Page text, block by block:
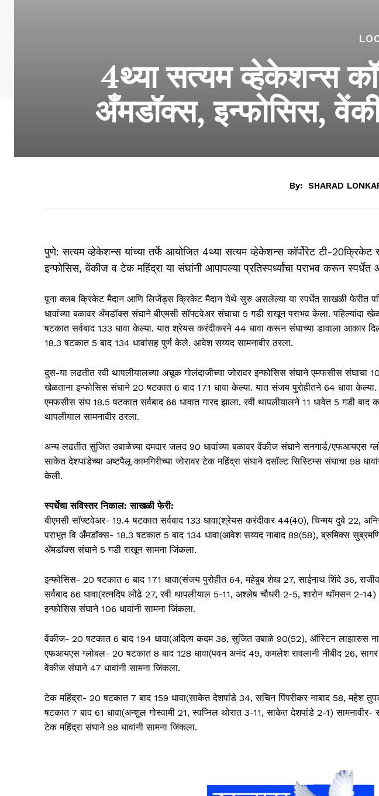
4थ्या सत्यम व्हेकेशन्स
अँमडॉक्स, इन्फोसिस,
By: SHARAD
पुणे: सत्यम व्हेकेशन्स यांच्या तर्फे आयोजित 4थ्या सत्यम व्हेकेशन्स कॉर्पोरेट टी-20क्रिकेट
इन्फोसिस, वेंकीज व टेक महिंद्रा या संघांनी आपापल्या प्रतिस्पर्ध्यांचा पराभव करून
पूना क्लब क्रिकेट मैदान आणि लिजेंड्स क्रिकेट मैदान येथे सुरु असलेल्या या स्पर्धेत साखळी फेरीत
धावांच्या बळावर अँमडॉक्स संघाने बीएमसी सॉफ्टवेअर संघाचा 5 गडी राखून पराभव केला. पहिल्यांदा
षटकात सर्वबाद 133 धावा केल्या. यात श्रेयस करंदीकरने 44 धावा करून संघाच्या डावाला आकार
18.3 षटकात 5 बाद 134 धावांसह पुर्ण केले. आवेश सय्यद सामनावीर ठरला.
दुस-या लढतीत रवी थापलीयालच्या अचूक गोलंदाजीच्या जोरावर इन्फोसिस संघाने एमफसीस संघाचा
खेळताना इन्फोसिस संघाने 20 षटकात 6 बाद 171 धावा केल्या. यात संजय पुरोहीतने 64 धावा केल्या.
एमफसीस संघ 18.5 षटकात सर्वबाद 66 धावात गारद झाला. रवी थापलीयालने 11 धावेत 5 गडी बाद
थापलीयाल सामनावीर ठरला.
अन्य लढतीत सुजित उबाळेच्या दमदार जलद 90 धावांच्या बळावर वेंकीज संघाने सनगार्ड/एफआयएस
साकेत देशपांडेच्या अष्टपैलू कामगिरीच्या जोरावर टेक महिंद्रा संघाने दसॉल्ट सिस्टिम्स संघाचा 98
केली.
स्पर्धेचा सविस्तर निकाल: साखळी फेरी:
बीएमसी सॉफ्टवेअर- 19.4 षटकात सर्वबाद 133 धावा(श्रेयस करंदीकर 44(40), चिन्मय दुबे 22,
पराभूत वि अँमडॉक्स- 18.3 षटकात 5 बाद 134 धावा(आवेश सय्यद नाबाद 89(58), ब्रुमिक्स
अँमडॉक्स संघाने 5 गडी राखून सामना जिंकला.
इन्फोसिस- 20 षटकात 6 बाद 171 धावा(संजय पुरोहीत 64, महेबुब शेख 27, साईनाथ शिंदे 36,
सर्वबाद 66 धावा(रत्नदिप लोंढे 27, रवी थापलीयाल 5-11, अश्लेष चौधरी 2-5, शारोन थॉमसन 2-14)
इन्फोसिस संघाने 106 धावांनी सामना जिंकला.
वेंकीज- 20 षटकात 6 बाद 194 धावा(अदित्य कदम 38, सुजित उबाळे 90(52), ऑस्टिन लाझारुस
एफआयएस ग्लोबल- 20 षटकात 8 बाद 128 धावा(पवन अनंद 49, कमलेश रावलानी नीबीद 26, सागर
वेंकीज संघाने 47 धावांनी सामना जिंकला.
टेक महिंद्रा- 20 षटकात 7 बाद 159 धावा(साकेत देशपांडे 34, सचिन पिंपरीकर नाबाद 58, महेश
षटकात 7 बाद 61 धावा(अन्शुल गोस्वामी 21, स्वप्निल थोरात 3-11, साकेत देशपांडे 2-1)
टेक महिंद्रा संघाने 98 धावांनी सामना जिंकला.